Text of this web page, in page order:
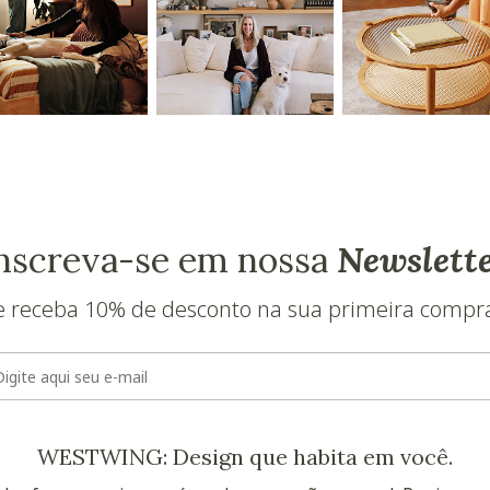
se em nossa
receba 10% de desconto na sua primeira
WESTWING: Design que habita em você.